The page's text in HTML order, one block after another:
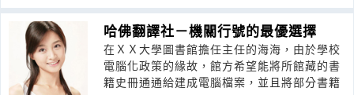
哈佛翻譯社－機關行號的最優選擇
在ＸＸ大學圖書館擔任主任的海海，由於學校
電腦化政策的緣故，館方希望能將所館藏的書
籍史冊通通給建成電腦檔案，並且將部分書籍